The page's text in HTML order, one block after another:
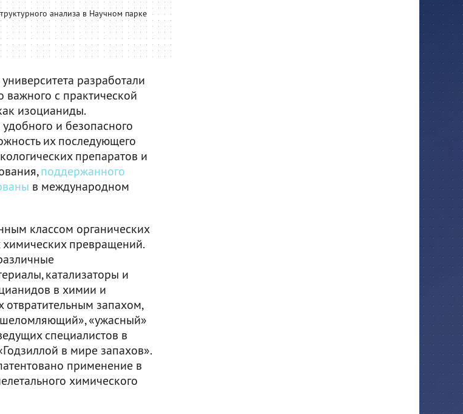
анализа в Научном парке
разработали
важного с практической
изоцианиды.
и безопасного
их последующего
препаратов и
поддержанного
в международном
классом органических
превращений.
катализаторы и
в химии и
запахом,
«ужасный»
специалистов в
в мире запахов».
применение в
химического